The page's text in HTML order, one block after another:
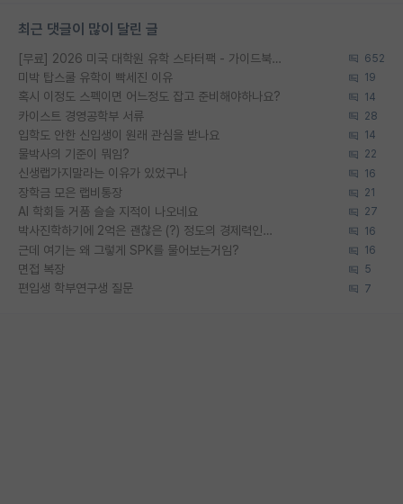
최근 댓글이 많이 달린 글
[무료] 2026 미국 대학원 유학 스타터팩 - 가이드북 & 합격자 컨택메일 템플릿 652
미박 탑스쿨 유학이 빡세진 이유 19
혹시 이정도 스펙이면 어느정도 잡고 준비해야하나요? 14
카이스트 경영공학부 서류 28
입학도 안한 신입생이 원래 관심을 받나요 14
물박사의 기준이 뭐임? 22
신생랩가지말라는 이유가 있었구나 16
장학금 모은 랩비통장 21
AI 학회들 거품 슬슬 지적이 나오네요 27
박사진학하기에 2억은 괜찮은 (?) 정도의 경제력인가요 16
근데 여기는 왜 그렇게 SPK를 물어보는거임? 16
면접 복장 5
편입생 학부연구생 질문 7